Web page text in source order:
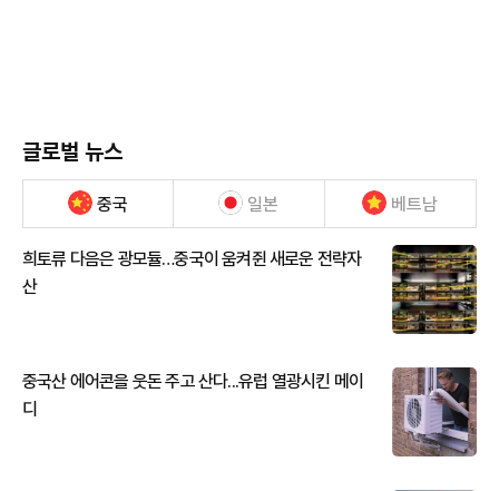
글로벌 뉴스
중국 일본 베트남
희토류 다음은 광모듈…중국이 움켜쥔 새로운 전략자
산
중국산 에어콘을 웃돈 주고 산다...유럽 열광시킨 메이
디